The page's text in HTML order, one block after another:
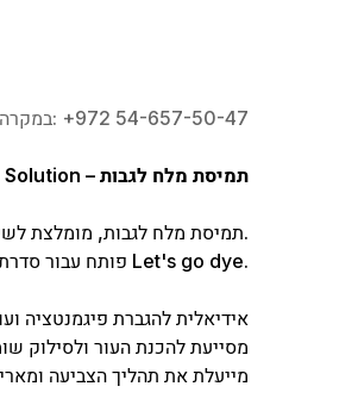
במקרה של שאלות נוספות השאירו פנייה או צרו איתנו קשר בטלפון: ‎+972 54-657-50-47
Saline Solution – תמיסת מלח לגבות
תמיסת מלח לגבות, מומלצת לשימוש לפני צבע ג'ל ישיר.
פותח עבור סדרת צבעי הפעולה הישירה החדשה Let's go dye.
✔ אידיאלית להגברת פיגמנטציה
✔ מסייעת להכנת העור ולסילוק
✔ מייעלת את תהליך הצביעה